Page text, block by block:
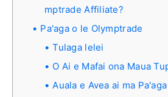
mptrade Affiliate?
Pa'aga o le Olymptrade
Tulaga lelei
O Ai e Mafai ona Maua
Auala e Avea ai ma